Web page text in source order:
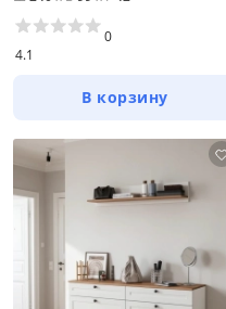
4.1
0
В корзину